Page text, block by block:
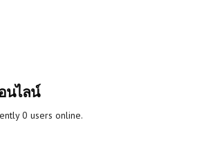
นไลน์
0 users online.